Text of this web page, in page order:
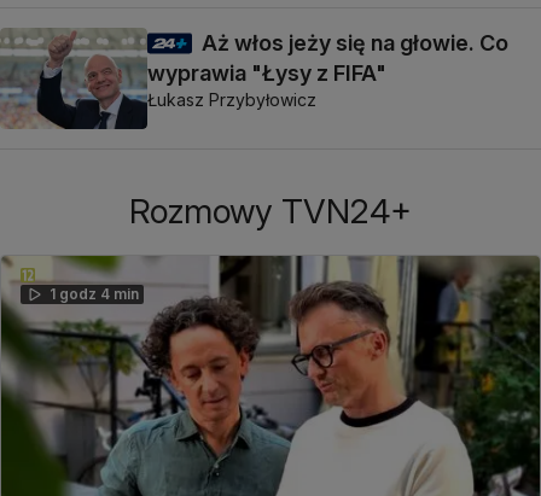
Aż włos jeży się na głowie. Co
wyprawia "Łysy z FIFA"
Łukasz Przybyłowicz
Rozmowy TVN24+
1 godz 4 min